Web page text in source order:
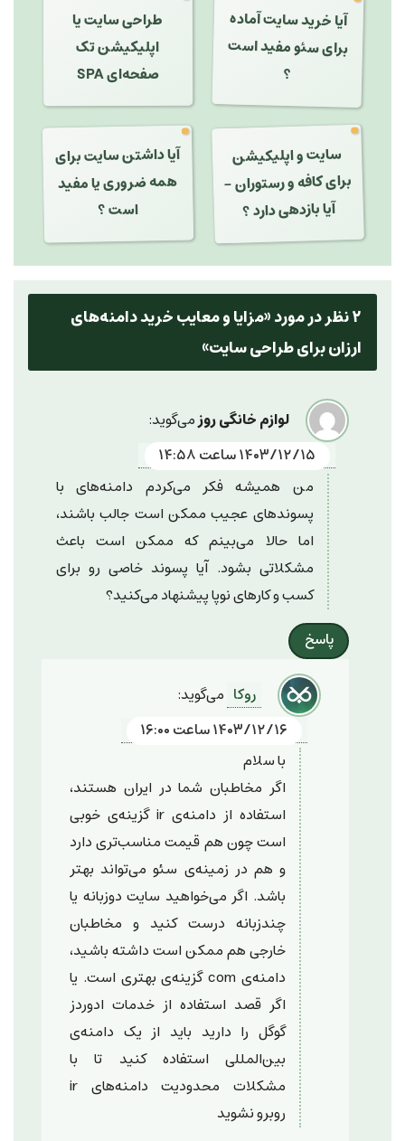
آیا خرید سایت آماده
برای سئو مفید است
؟
طراحی سایت یا
اپلیکیشن تک
صفحه‌ای SPA
سایت و اپلیکیشن
برای کافه و رستوران -
آیا بازدهی دارد ؟
آیا داشتن سایت برای
همه ضروری یا مفید
است ؟
۲ نظر در مورد «
مزایا و معایب خرید دامنه‌های
ارزان برای طراحی سایت»
لوازم خانگی روزمی‌گوید:
۱۴۰۳/۱۲/۱۵ ساعت ۱۴:۵۸
من همیشه فکر می‌کردم دامنه‌های با
پسوندهای عجیب ممکن است جالب باشند،
اما حالا می‌بینم که ممکن است باعث
مشکلاتی بشود. آیا پسوند خاصی رو برای
کسب و کارهای نوپا پیشنهاد می‌کنید؟
پاسخ
روکا می‌گوید:
۱۴۰۳/۱۲/۱۶ ساعت ۱۶:۰۰
با سلام
اگر مخاطبان شما در ایران هستند،
استفاده از دامنه‌ی ir گزینه‌ی خوبی
است چون هم قیمت مناسب‌تری دارد
و هم در زمینه‌ی سئو می‌تواند بهتر
باشد. اگر می‌خواهید سایت دوزبانه یا
چندزبانه درست کنید و مخاطبان
خارجی هم ممکن است داشته باشید،
دامنه‌ی com گزینه‌ی بهتری است. یا
اگر قصد استفاده از خدمات ادوردز
گوگل را دارید باید از یک دامنه‌ی
بین‌المللی استفاده کنید تا با
مشکلات محدودیت دامنه‌های ir
روبرو نشوید